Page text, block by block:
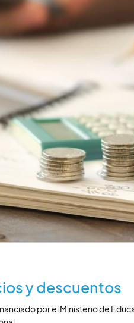
y descuentos
por el Ministerio de